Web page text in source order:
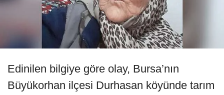
Edinilen bilgiye göre olay, Bursa’nın
Büyükorhan ilçesi Durhasan köyünde tarım